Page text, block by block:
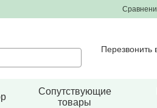
Перезвонить
Сопутствующие
товары